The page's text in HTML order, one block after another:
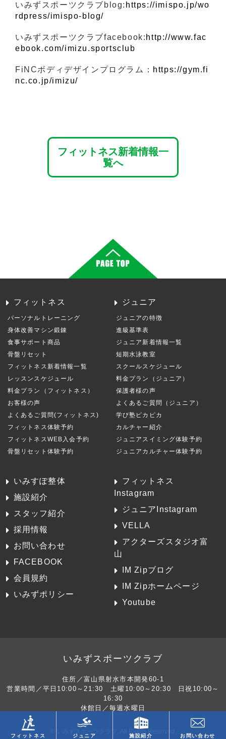
フィットネス ジュニア 施設紹介 お問い合わせ
いみずスポーツクラブblog: https://imispo.jp/wo
rdpress/imispo-blog/
いみずスポーツクラブfacebook: http://www.fac
ebook.com/imizu.sportsclub
FiNCボディデザインプログラム： https://gym.fi
nc.co.jp/imizu/
フィットネス新着情報一
覧へ
フィットネス
パーソナルトレーニング
身体改善マシン鍛錬
食事サポート商品
骨盤リセット
フィットネス新着情報一覧
レッスンスケジュール
料金プラン（フィットネス）
お客様の声
よくあるご質問(フィットネス)
フィットネス体験予約
フィットネスWEB入会予約
骨盤リセット体験予約
ジュニア
ジュニアの特徴
進級基準表
ジュニア新着情報一覧
短期水泳教室
スクールスケジュール
料金プラン（ジュニア）
保護者様の声
よくあるご質問（ジュニア）
学び塾ピカピカ
カルチャー紹介
ジュニアスイミング体験予約
ジュニアカルチャー体験予約
いみすぽ整体
施設紹介
スタッフ紹介
採用情報
お問い合わせ
FACEBOOK
会員規約
いみずポリシー
フィットネス
Instagram
ジュニアInstagram
VELLA
アクターズスタジオ富
山
IM Zipブログ
IM Zipホームページ
Youtube
いみずスポーツクラブ
住所／富山県射水市本開発60-1
営業時間／平日10:00～21:30 土曜10:00～20:30 日祝10:00～
16:30
休館日／毎週水曜日
© いみずスポーツクラブ. All Rights Reserved.